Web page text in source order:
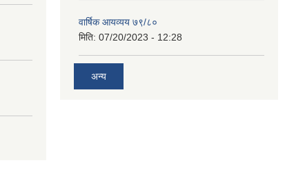
वार्षिक आयव्यय ७९/८०
मिति: 07/20/2023 - 12:28
अन्य